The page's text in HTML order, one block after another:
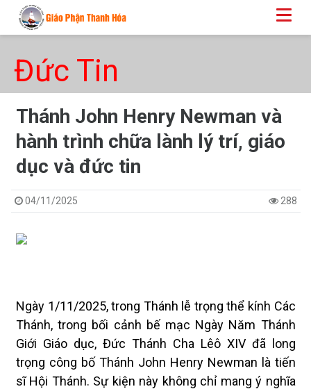
Đức Tin
Thánh John Henry Newman và
hành trình chữa lành lý trí, giáo
dục và đức tin
04/11/2025 288
Ngày 1/11/2025, trong Thánh lễ trọng thể kính Các
Thánh, trong bối cảnh bế mạc Ngày Năm Thánh
Giới Giáo dục, Đức Thánh Cha Lêô XIV đã long
trọng công bố Thánh John Henry Newman là tiến
sĩ Hội Thánh. Sự kiện này không chỉ mang ý nghĩa